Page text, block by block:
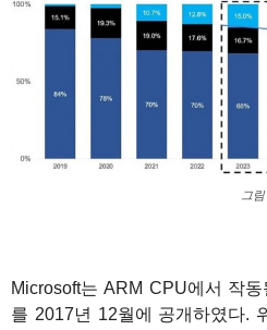
그
Microsoft는 ARM CPU에서 작
를 2017년 12월에 공개하였다.